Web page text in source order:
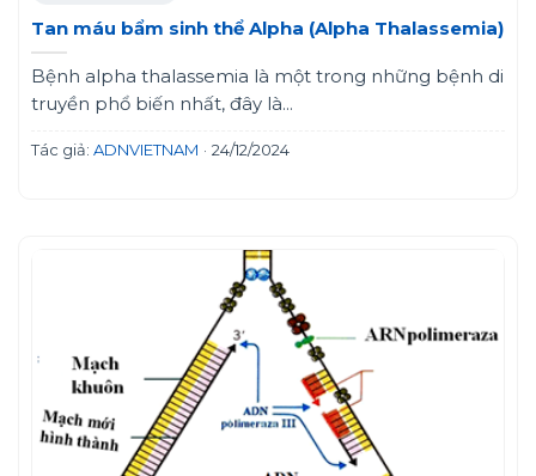
Tan máu bẩm sinh thể Alpha (Alpha Thalassemia)
Bệnh alpha thalassemia là một trong những bệnh di
truyền phổ biến nhất, đây là...
Tác giả: ADNVIETNAM · 24/12/2024